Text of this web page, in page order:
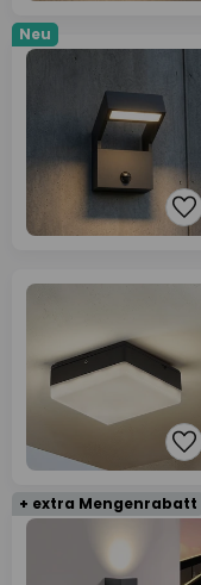
Neu
+ extra Mengenrabatt